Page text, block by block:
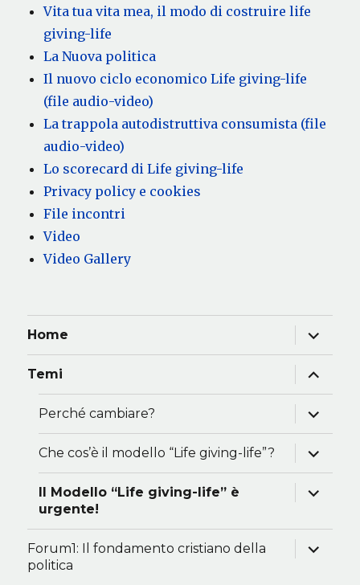
Vita tua vita mea, il modo di costruire life
giving-life
La Nuova politica
Il nuovo ciclo economico Life giving-life
(file audio-video)
La trappola autodistruttiva consumista (file
audio-video)
Lo scorecard di Life giving-life
Privacy policy e cookies
File incontri
Video
Video Gallery
Home
apri
i
menu
child
Temi
apri
i
menu
child
Perché cambiare?
apri
i
menu
child
Che cos’è il modello “Life giving-life”?
apri
i
menu
child
Il Modello “Life giving-life” è
urgente!
apri
i
child
Forum1: Il fondamento cristiano della
politica
apri
i